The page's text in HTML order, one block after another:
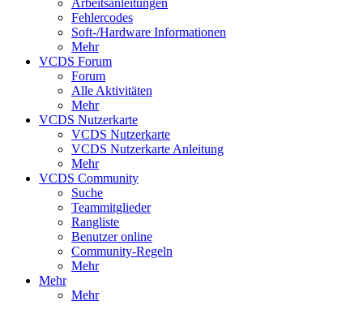
Fehlercodes
Soft-/Hardware Informationen
Mehr
VCDS Forum
Forum
Alle Aktivitäten
Mehr
VCDS Nutzerkarte
VCDS Nutzerkarte
VCDS Nutzerkarte Anleitung
Mehr
VCDS Community
Suche
Teammitglieder
Rangliste
Benutzer online
Community-Regeln
Mehr
Mehr
Mehr